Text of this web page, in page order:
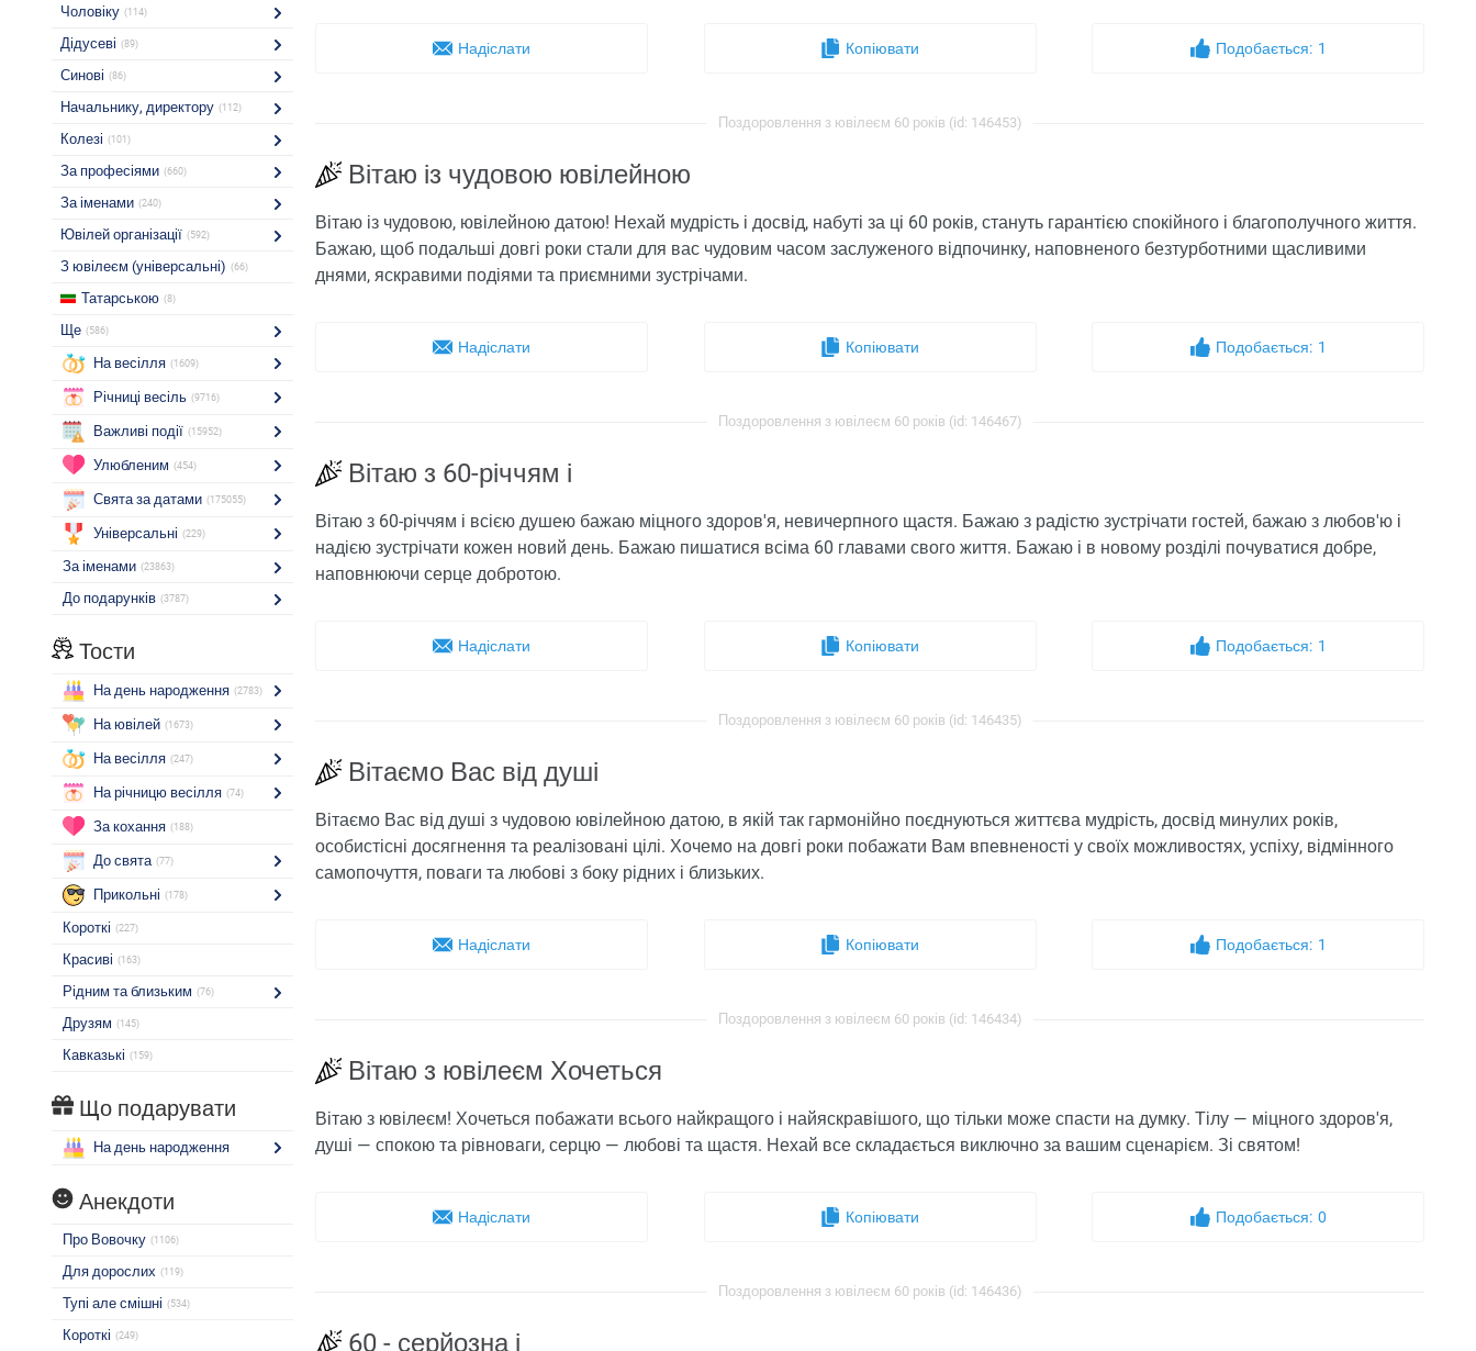
Чоловіку (114)
Дідусеві (89)
Синові (86)
Начальнику, директору (112)
Колезі (101)
За професіями (660)
За іменами (240)
Ювілей організації (592)
З ювілеєм (універсальні) (66)
Татарською (8)
Ще (586)
На весілля (1609)
Річниці весіль (9716)
Важливі події (15952)
Улюбленим (454)
Свята за датами (175055)
Універсальні (229)
За іменами (23863)
До подарунків (3787)
Тости
На день народження (2783)
На ювілей (1673)
На весілля (247)
На річницю весілля (74)
За кохання (188)
До свята (77)
Прикольні (178)
Короткі (227)
Красиві (163)
Рідним та близьким (76)
Друзям (145)
Кавказькі (159)
Що подарувати
На день народження
Анекдоти
Про Вовочку (1106)
Для дорослих (119)
Тупі але смішні (534)
Короткі (249)
Надіслати Копіювати Подобається: 1
Поздоровлення з ювілеєм 60 років (id: 146453)
Вітаю із чудовою ювілейною
Вітаю із чудовою, ювілейною датою! Нехай мудрість і досвід, набуті за ці 60 років, стануть гарантією спокійного і благополучного життя.
Бажаю, щоб подальші довгі роки стали для вас чудовим часом заслуженого відпочинку, наповненого безтурботними щасливими
днями, яскравими подіями та приємними зустрічами.
Надіслати Копіювати Подобається: 1
Поздоровлення з ювілеєм 60 років (id: 146467)
Вітаю з 60-річчям і
Вітаю з 60-річчям і всією душею бажаю міцного здоров'я, невичерпного щастя. Бажаю з радістю зустрічати гостей, бажаю з любов'ю і
надією зустрічати кожен новий день. Бажаю пишатися всіма 60 главами свого життя. Бажаю і в новому розділі почуватися добре,
наповнюючи серце добротою.
Надіслати Копіювати Подобається: 1
Поздоровлення з ювілеєм 60 років (id: 146435)
Вітаємо Вас від душі
Вітаємо Вас від душі з чудовою ювілейною датою, в якій так гармонійно поєднуються життєва мудрість, досвід минулих років,
особистісні досягнення та реалізовані цілі. Хочемо на довгі роки побажати Вам впевненості у своїх можливостях, успіху, відмінного
самопочуття, поваги та любові з боку рідних і близьких.
Надіслати Копіювати Подобається: 1
Поздоровлення з ювілеєм 60 років (id: 146434)
Вітаю з ювілеєм Хочеться
Вітаю з ювілеєм! Хочеться побажати всього найкращого і найяскравішого, що тільки може спасти на думку. Тілу — міцного здоров'я,
душі — спокою та рівноваги, серцю — любові та щастя. Нехай все складається виключно за вашим сценарієм. Зі святом!
Надіслати Копіювати Подобається: 0
Поздоровлення з ювілеєм 60 років (id: 146436)
60 - серйозна і